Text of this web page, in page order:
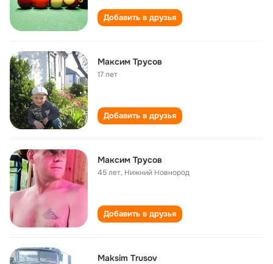
Добавить в друзья
Максим Трусов
17 лет
Добавить в друзья
Максим Трусов
45 лет, Нижний Новнород
Добавить в друзья
Maksim Trusov